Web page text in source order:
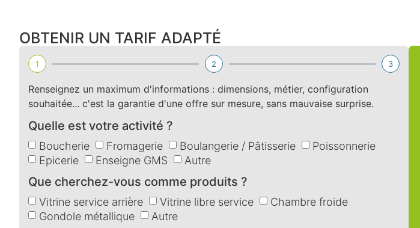
OBTENIR UN TARIF ADAPTÉ
1 2 3
Renseignez un maximum d'informations : dimensions, métier, configuration
souhaitée... c'est la garantie d'une offre sur mesure, sans mauvaise surprise.
Quelle est votre activité ?
Boucherie Fromagerie Boulangerie / Pâtisserie
Poissonnerie
Epicerie
Enseigne GMS Autre
Que cherchez-vous comme produits ?
Vitrine service arrière Vitrine libre service
Chambre froide
Gondole métallique
Autre